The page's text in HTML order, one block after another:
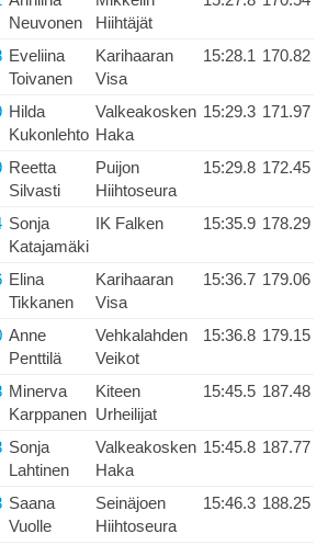
Neuvonen
Hiihtäjät
Eveliina
Toivanen
Karihaaran
Visa
15:28.1 170.82
Hilda
Kukonlehto
Valkeakosken
Haka
15:29.3 171.97
Reetta
Silvasti
Puijon
Hiihtoseura
15:29.8 172.45
Sonja
Katajamäki
IK Falken 15:35.9 178.29
Elina
Tikkanen
Karihaaran
Visa
15:36.7 179.06
Anne
Penttilä
Vehkalahden
Veikot
15:36.8 179.15
Minerva
Karppanen
Kiteen
Urheilijat
15:45.5 187.48
Sonja
Lahtinen
Valkeakosken
Haka
15:45.8 187.77
Saana
Vuolle
Seinäjoen
Hiihtoseura
15:46.3 188.25